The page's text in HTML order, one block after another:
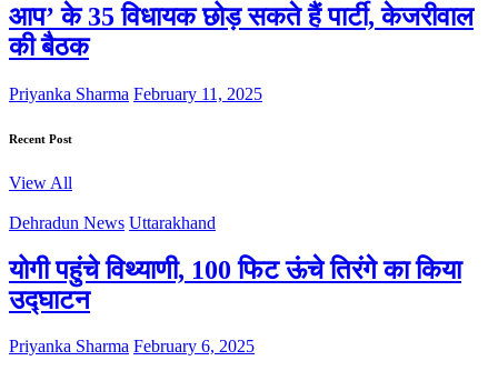
आप’ के 35 विधायक छोड़ सकते हैं पार्टी, केजरीवाल
की बैठक
Priyanka Sharma February 11, 2025
Recent Post
View All
Dehradun News Uttarakhand
योगी पहुंचे विथ्याणी, 100 फिट ऊंचे तिरंगे का किया
उद्घाटन
Priyanka Sharma February 6, 2025